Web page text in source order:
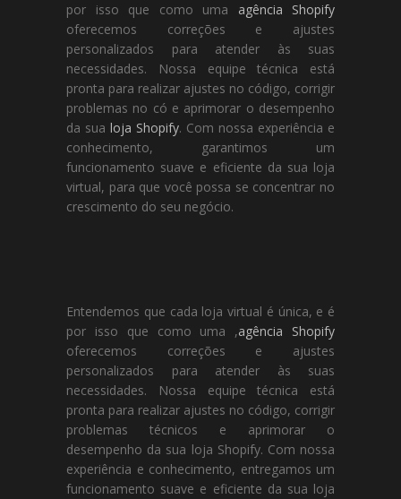
por isso que como uma agência Shopify
oferecemos correções e ajustes
personalizados para atender às suas
necessidades. Nossa equipe técnica está
pronta para realizar ajustes no código, corrigir
problemas no có e aprimorar o desempenho
da sua loja Shopify. Com nossa experiência e
conhecimento, garantimos um
funcionamento suave e eficiente da sua loja
virtual, para que você possa se concentrar no
crescimento do seu negócio.
Entendemos que cada loja virtual é única, e é
por isso que como uma ,agência Shopify
oferecemos correções e ajustes
personalizados para atender às suas
necessidades. Nossa equipe técnica está
pronta para realizar ajustes no código, corrigir
problemas técnicos e aprimorar o
desempenho da sua loja Shopify. Com nossa
experiência e conhecimento, entregamos um
funcionamento suave e eficiente da sua loja